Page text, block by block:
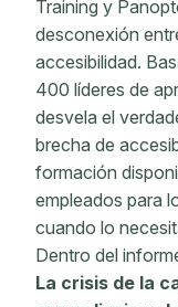
Training y
desconexión
accesibilidad.
400 líderes de
desvela el
brecha de
formación
empleados para
cuando lo
Dentro del
La crisis de la